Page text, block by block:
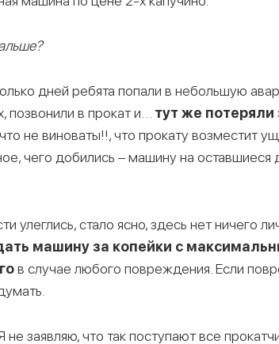
дней ребята попали в небольшую
позвонили в прокат и… тут же потеряли
не виноваты!!, что прокату возместит
чего добились – машину на оставшиеся
улеглись, стало ясно, здесь нет ничего
машину за копейки с
в случае любого повреждения. Если
заявляю, что так поступают все